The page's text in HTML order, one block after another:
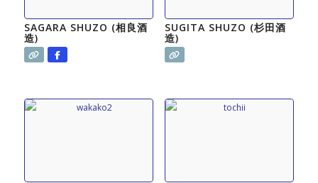
SAGARA SHUZO (相良酒
造)
SUGITA SHUZO (杉田酒
造)